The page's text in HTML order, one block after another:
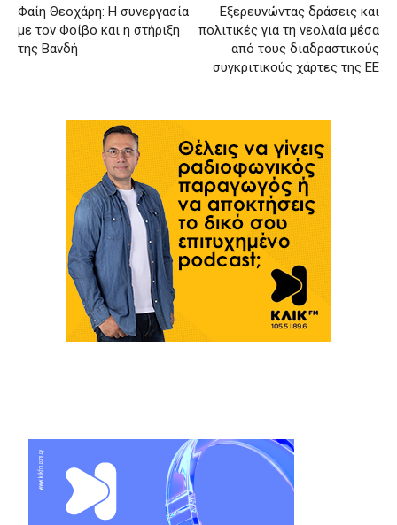
Φαίη Θεοχάρη: Η συνεργασία
με τον Φοίβο και η στήριξη
της Βανδή
Εξερευνώντας δράσεις και
πολιτικές για τη νεολαία μέσα
από τους διαδραστικούς
συγκριτικούς χάρτες της ΕΕ